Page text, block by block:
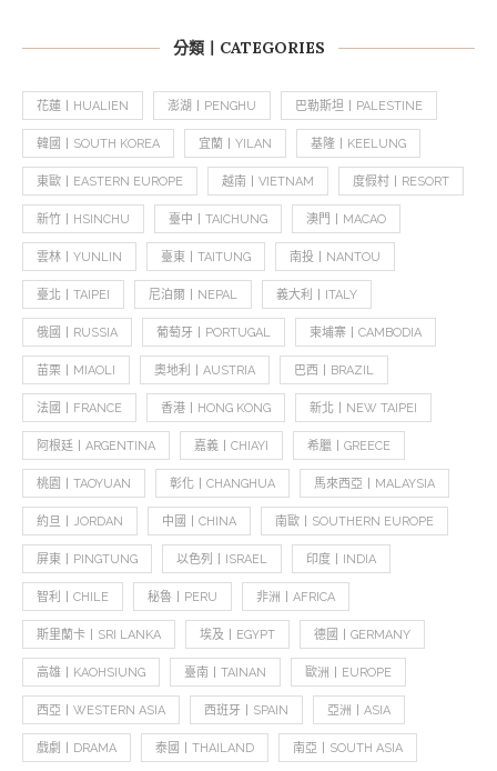
分類丨CATEGORIES
花蓮丨HUALIEN 澎湖丨PENGHU 巴勒斯坦丨PALESTINE
韓國丨SOUTH KOREA 宜蘭丨YILAN 基隆丨KEELUNG
東歐丨EASTERN EUROPE 越南丨VIETNAM 度假村丨RESORT
新竹丨HSINCHU 臺中丨TAICHUNG 澳門丨MACAO
雲林丨YUNLIN 臺東丨TAITUNG 南投丨NANTOU
臺北丨TAIPEI 尼泊爾丨NEPAL 義大利丨ITALY
俄國丨RUSSIA 葡萄牙丨PORTUGAL 柬埔寨丨CAMBODIA
苗栗丨MIAOLI 奧地利丨AUSTRIA 巴西丨BRAZIL
法國丨FRANCE 香港丨HONG KONG 新北丨NEW TAIPEI
阿根廷丨ARGENTINA 嘉義丨CHIAYI 希臘丨GREECE
桃園丨TAOYUAN 彰化丨CHANGHUA 馬來西亞丨MALAYSIA
約旦丨JORDAN 中國丨CHINA 南歐丨SOUTHERN EUROPE
屏東丨PINGTUNG 以色列丨ISRAEL 印度丨INDIA
智利丨CHILE 秘魯丨PERU 非洲丨AFRICA
斯里蘭卡丨SRI LANKA 埃及丨EGYPT 德國丨GERMANY
高雄丨KAOHSIUNG 臺南丨TAINAN 歐洲丨EUROPE
西亞丨WESTERN ASIA 西班牙丨SPAIN 亞洲丨ASIA
戲劇丨DRAMA 泰國丨THAILAND 南亞丨SOUTH ASIA